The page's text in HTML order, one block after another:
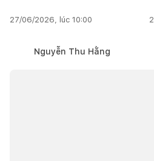
27/06/2026, lúc 10:00 2
Nguyễn Thu Hằng